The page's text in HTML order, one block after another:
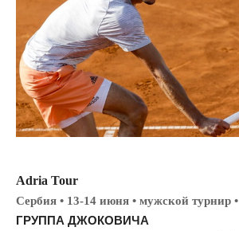
Adria Tour
Сербия • 13-14 июня • мужской турнир •
ГРУППА ДЖОКОВИЧА